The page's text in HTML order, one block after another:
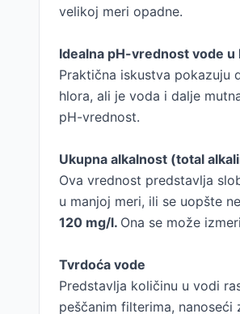
velikoj meri opadne.
Idealna pH-vrednost vode u
Praktična iskustva pokazuju
hlora, ali je voda i dalje
pH-vrednost.
Ukupna alkalnost (total
Ova vrednost predstavlja
u manjoj meri, ili se uopšte
120 mg/l. Ona se može
Tvrdoća vode
Predstavlja količinu u vodi
peščanim filterima,